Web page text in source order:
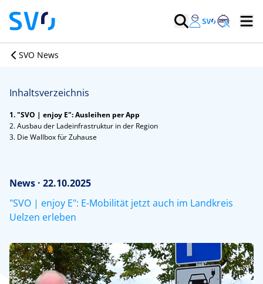
SVO News
Inhaltsverzeichnis
1. "SVO | enjoy E": Ausleihen per App
2. Ausbau der Ladeinfrastruktur in der Region
3. Die Wallbox für Zuhause
News · 22.10.2025
"SVO | enjoy E": E-Mobilität jetzt auch im Landkreis
Uelzen erleben